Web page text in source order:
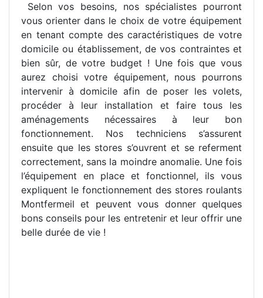
Selon vos besoins, nos spécialistes pourront
vous orienter dans le choix de votre équipement
en tenant compte des caractéristiques de votre
domicile ou établissement, de vos contraintes et
bien sûr, de votre budget ! Une fois que vous
aurez choisi votre équipement, nous pourrons
intervenir à domicile afin de poser les volets,
procéder à leur installation et faire tous les
aménagements nécessaires à leur bon
fonctionnement. Nos techniciens s’assurent
ensuite que les stores s’ouvrent et se referment
correctement, sans la moindre anomalie. Une fois
l’équipement en place et fonctionnel, ils vous
expliquent le fonctionnement des stores roulants
Montfermeil et peuvent vous donner quelques
bons conseils pour les entretenir et leur offrir une
belle durée de vie !